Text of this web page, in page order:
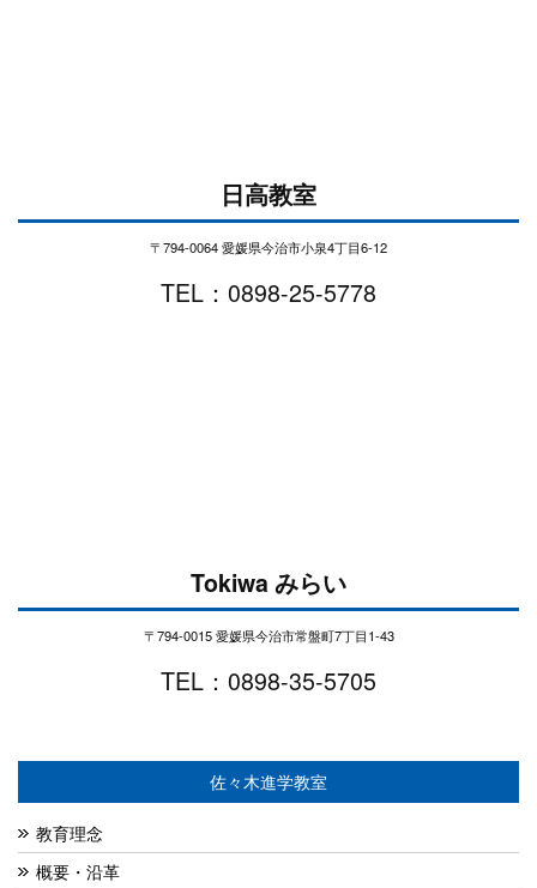
日高教室
〒794-0064 愛媛県今治市小泉4丁目6-12
TEL：0898-25-5778
Tokiwa みらい
〒794-0015 愛媛県今治市常盤町7丁目1-43
TEL：0898-35-5705
佐々木進学教室
教育理念
概要・沿革